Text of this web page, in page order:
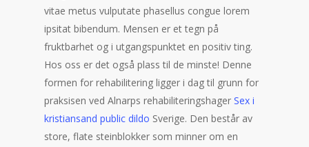
vitae metus vulputate phasellus congue lorem
ipsitat bibendum. Mensen er et tegn på
fruktbarhet og i utgangspunktet en positiv ting.
Hos oss er det også plass til de minste! Denne
formen for rehabilitering ligger i dag til grunn for
praksisen ved Alnarps rehabiliteringshager Sex i
kristiansand public dildo Sverige. Den består av
store, flate steinblokker som minner om en